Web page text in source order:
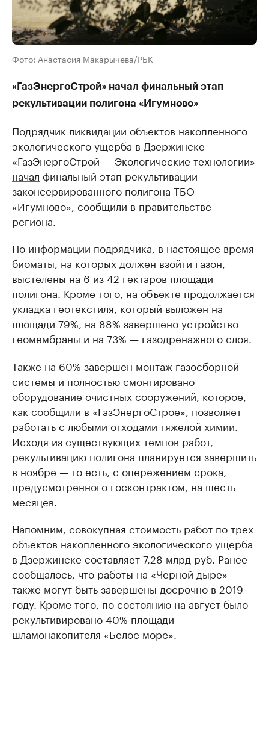
Фото: Анастасия Макарычева/РБК
«ГазЭнергоСтрой» начал финальный этап
рекультивации полигона «Игумново»
Подрядчик ликвидации объектов накопленного
экологического ущерба в Дзержинске
«ГазЭнергоСтрой — Экологические технологии»
начал финальный этап рекультивации
законсервированного полигона ТБО
«Игумново», сообщили в правительстве
региона.
По информации подрядчика, в настоящее время
биоматы, на которых должен взойти газон,
выстелены на 6 из 42 гектаров площади
полигона. Кроме того, на объекте продолжается
укладка геотекстиля, который выложен на
площади 79%, на 88% завершено устройство
геомембраны и на 73% — газодренажного слоя.
Также на 60% завершен монтаж газосборной
системы и полностью смонтировано
оборудование очистных сооружений, которое,
как сообщили в «ГазЭнергоСтрое», позволяет
работать с любыми отходами тяжелой химии.
Исходя из существующих темпов работ,
рекультивацию полигона планируется завершить
в ноябре — то есть, с опережением срока,
предусмотренного госконтрактом, на шесть
месяцев.
Напомним, совокупная стоимость работ по трех
объектов накопленного экологического ущерба
в Дзержинске составляет 7,28 млрд руб. Ранее
сообщалось, что работы на «Черной дыре»
также могут быть завершены досрочно в 2019
году. Кроме того, по состоянию на август было
рекультивировано 40% площади
шламонакопителя «Белое море».